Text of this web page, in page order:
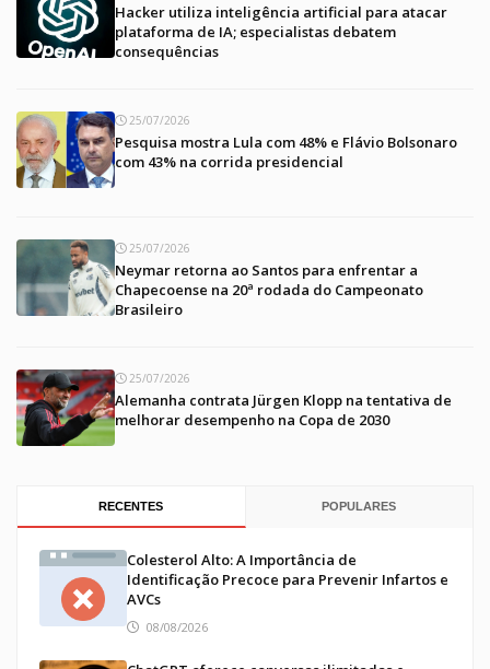
Hacker utiliza inteligência artificial para atacar
plataforma de IA; especialistas debatem
consequências
25/07/2026
Pesquisa mostra Lula com 48% e Flávio Bolsonaro
com 43% na corrida presidencial
25/07/2026
Neymar retorna ao Santos para enfrentar a
Chapecoense na 20ª rodada do Campeonato
Brasileiro
25/07/2026
Alemanha contrata Jürgen Klopp na tentativa de
melhorar desempenho na Copa de 2030
RECENTES POPULARES
Colesterol Alto: A Importância de
Identificação Precoce para Prevenir Infartos e
AVCs
08/08/2026